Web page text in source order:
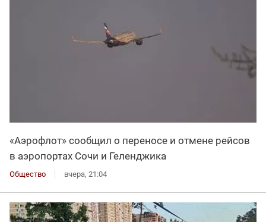
«Аэрофлот» сообщил о переносе и отмене рейсов
в аэропортах Сочи и Геленджика
Общество вчера, 21:04